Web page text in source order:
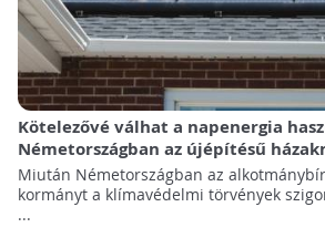
Kötelezővé válhat a napenergia
Németországban az újépítésű
Miután Németországban az
kormányt a klímavédelmi törvények
...